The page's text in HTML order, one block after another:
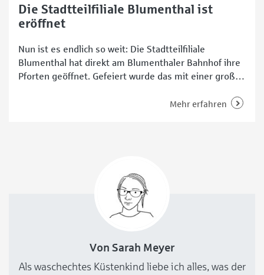
Die Stadtteilfiliale Blumenthal ist
eröffnet
Nun ist es endlich so weit: Die Stadtteilfiliale
Blumenthal hat direkt am Blumenthaler Bahnhof ihre
Pforten geöffnet. Gefeiert wurde das mit einer großen
waren. Ortsamtsmitarbeitende, Beiratsmitglieder,
Mehr erfahren
Von Sarah Meyer
Als waschechtes Küstenkind liebe ich alles, was der